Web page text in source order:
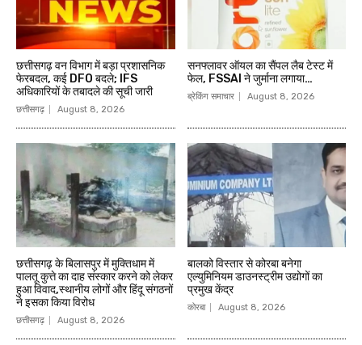
छत्तीसगढ़ वन विभाग में बड़ा प्रशासनिक
फेरबदल, कई DFO बदले; IFS
अधिकारियों के तबादले की सूची जारी
छत्तीसगढ़ August 8, 2026
सनफ्लावर ऑयल का सैंपल लैब टेस्ट में
फेल, FSSAI ने जुर्माना लगाया…
ब्रेकिंग समाचार August 8, 2026
छत्तीसगढ़ के बिलासपुर में मुक्तिधाम में
पालतू कुत्ते का दाह संस्कार करने को लेकर
हुआ विवाद,स्थानीय लोगों और हिंदू संगठनों
ने इसका किया विरोध
छत्तीसगढ़ August 8, 2026
बालको विस्तार से कोरबा बनेगा
एल्युमिनियम डाउनस्ट्रीम उद्योगों का
प्रमुख केंद्र
कोरबा August 8, 2026